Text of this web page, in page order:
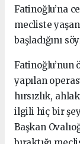
Fatinoğlu’na
mecliste
başladığını
Fatinoğlu’nun
yapılan
hırsızlık,
ilgili hiç bir
Başkan